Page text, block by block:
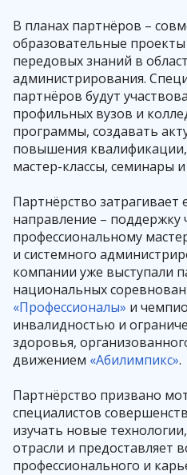
В планах партнёров –
образовательные
передовых знаний в
администрирования.
партнёров будут
профильных вузов и
программы, создавать
повышения
мастер-классы, семинары
Партнёрство
направление – поддержку
профессиональному
и системного
компании уже выступали
национальных
«Профессионалы» и
инвалидностью и
здоровья,
движением «Абилимпикс».
Партнёрство призвано
специалистов
изучать новые
отрасли и предоставляет
профессионального и